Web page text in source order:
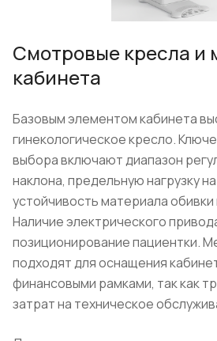
Смотровые кресла и
кабинета
Базовым элементом кабинета
гинекологическое кресло.
выбора включают диапазон
наклона, предельную нагрузку
устойчивость материала
Наличие электрического
позиционирование пациентки.
подходят для оснащения
финансовыми рамками, так как
затрат на техническое